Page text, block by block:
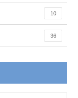
10
36